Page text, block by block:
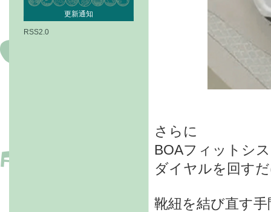
さらに
BOAフィットシ
ダイヤルを回す
靴紐を結び直す
更新通知
RSS2.0